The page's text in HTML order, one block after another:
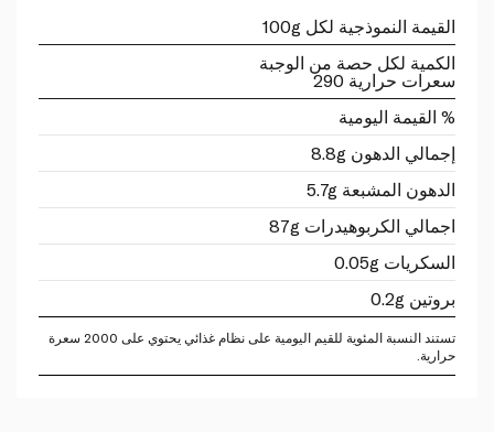
القيمة النموذجية لكل 100g
الكمية لكل حصة من الوجبة
سعرات حرارية 290
% القيمة اليومية
إجمالي الدهون 8.8g
الدهون المشبعة 5.7g
اجمالي الكربوهيدرات 87g
السكريات 0.05g
بروتين 0.2g
تستند النسبة المئوية للقيم اليومية على نظام غذائي يحتوي على 2000 سعرة
حرارية.